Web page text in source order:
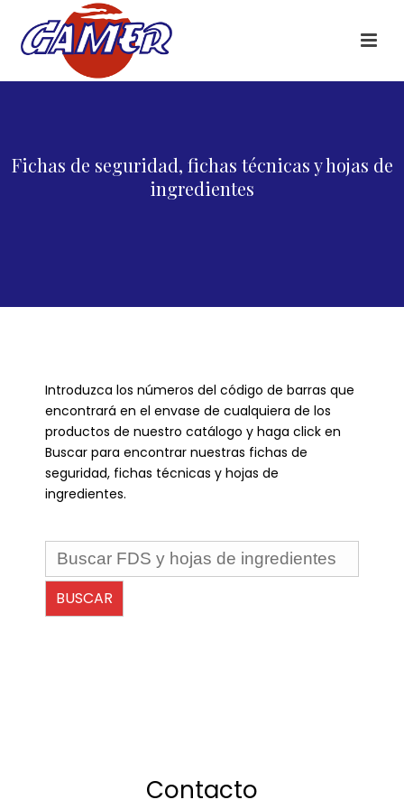
Fichas de seguridad, fichas técnicas y hojas de
ingredientes
Introduzca los números del código de barras que
encontrará en el envase de cualquiera de los
productos de nuestro catálogo y haga click en
Buscar para encontrar nuestras fichas de
seguridad, fichas técnicas y hojas de
ingredientes.
Contacto